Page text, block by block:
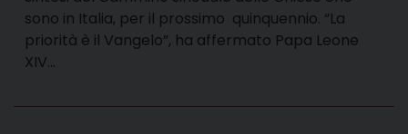
sono in Italia, per il prossimo quinquennio. “La
priorità è il Vangelo”, ha affermato Papa Leone
XIV…